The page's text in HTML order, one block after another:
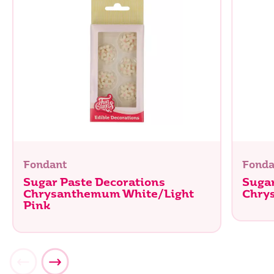
Fondant
Sugar Paste Decorations
Chrysanthemum White/Light
Pink